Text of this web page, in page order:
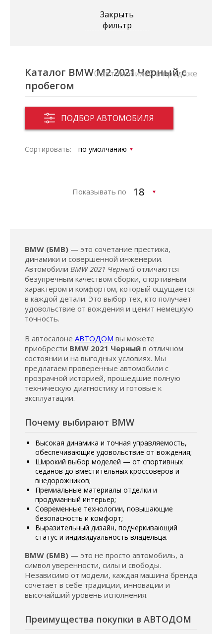
Закрыть
фильтр
Каталог BMW M2 2021 Черный с
пробегом
ПОДБОР АВТОМОБИЛЯ
0 автомобилей в продаже
Сортировать:
Показывать по
BMW (БМВ) — это сочетание престижа,
динамики и совершенной инженерии.
Автомобили BMW 2021 Черный отличаются
безупречным качеством сборки, спортивным
характером и комфортом, который ощущается
в каждой детали. Это выбор тех, кто получает
удовольствие от вождения и ценит немецкую
точность.
В автосалоне АВТОДОМ вы можете
приобрести BMW 2021 Черный в отличном
состоянии и на выгодных условиях. Мы
предлагаем проверенные автомобили с
прозрачной историей, прошедшие полную
техническую диагностику и готовые к
эксплуатации.
Почему выбирают BMW
Высокая динамика и точная управляемость,
обеспечивающие удовольствие от вождения;
Широкий выбор моделей — от спортивных
седанов до вместительных кроссоверов и
внедорожников;
Премиальные материалы отделки и
продуманный интерьер;
Современные технологии, повышающие
безопасность и комфорт;
Выразительный дизайн, подчеркивающий
статус и индивидуальность владельца.
BMW (БМВ) — это не просто автомобиль, а
символ уверенности, силы и свободы.
Независимо от модели, каждая машина бренда
сочетает в себе традиции, инновации и
высочайший уровень исполнения.
Преимущества покупки в АВТОДОМ